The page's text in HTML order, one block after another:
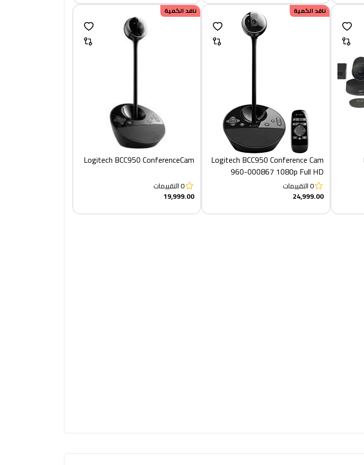
نافد الكمية
Logitech BCC950 Conference Cam
960-000867 1080p Full HD
Webcam, Black,1920 x 1080 - PC
& Mac
0التقييمات
24,999.00
نافد الكمية
Logitech BCC950 ConferenceCam
0التقييمات
19,999.00